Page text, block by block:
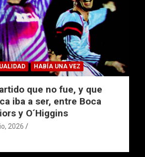
HABÍA UNA VEZ
que no fue, y que
iba a ser, entre Boca
y O´Higgins
2026